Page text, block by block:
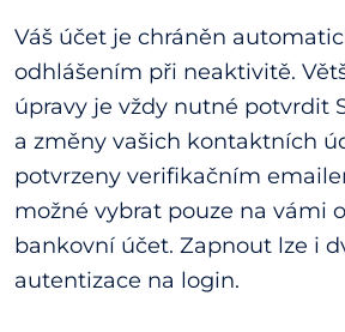
Váš účet je chráněn
odhlášením při neaktivitě.
úpravy je vždy nutné potvrdit
a změny vašich kontaktních
potvrzeny verifikačním
možné vybrat pouze na vámi
bankovní účet. Zapnout lze i
autentizace na login.